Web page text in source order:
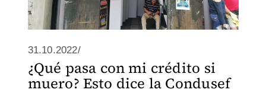
31.10.2022/
¿Qué pasa con mi crédito si
muero? Esto dice la Condusef